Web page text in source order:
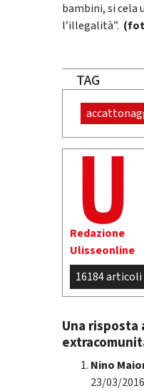
bambini, si cela
l’illegalità”.
TAG
Redazione
Ulisseonline
16184 articoli
Una risposta
Nino
23/03/